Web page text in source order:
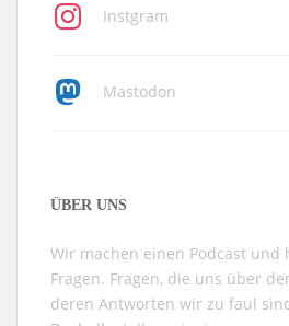
Instgram
Mastodon
ÜBER UNS
Wir machen einen Podcast und
Fragen. Fragen, die uns über
deren Antworten wir zu faul